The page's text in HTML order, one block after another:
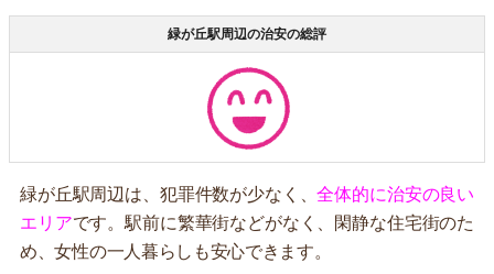
緑が丘駅周辺の治安の総評
緑が丘駅周辺は、犯罪件数が少なく、全体的に治安の良い
エリアです。駅前に繁華街などがなく、閑静な住宅街のた
め、女性の一人暮らしも安心できます。